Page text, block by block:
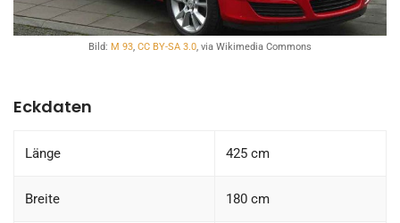
Bild: M 93, CC BY-SA 3.0, via Wikimedia Commons
Eckdaten
Länge 425 cm
Breite 180 cm